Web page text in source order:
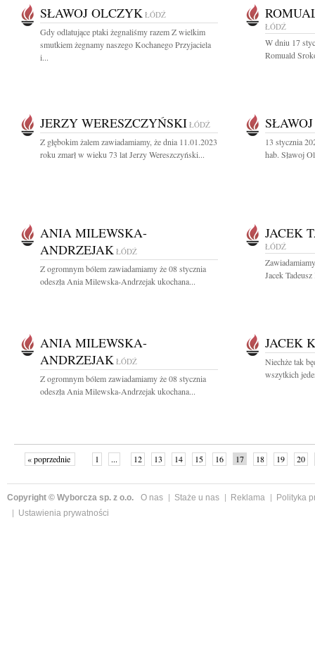
SŁAWOJ OLCZYK ŁÓDŹ
Gdy odlatujące ptaki żegnaliśmy razem Z wielkim
smutkiem żegnamy naszego Kochanego Przyjaciela
i...
ŁÓDŹ
W dniu 17
Romuald
JERZY WERESZCZYŃSKI ŁÓDŹ
Z głębokim żalem zawiadamiamy, że dnia 11.01.2023
roku zmarł w wieku 73 lat Jerzy Wereszczyński...
13 stycznia
hab. Sławoj
ANIA MILEWSKA-
ANDRZEJAK ŁÓDŹ
Z ogromnym bólem zawiadamiamy że 08 stycznia
odeszła Ania Milewska-Andrzejak ukochana...
JACEK
ŁÓDŹ
Jacek
ANIA MILEWSKA-
ANDRZEJAK ŁÓDŹ
Z ogromnym bólem zawiadamiamy że 08 stycznia
odeszła Ania Milewska-Andrzejak ukochana...
JACEK
Niechże tak
wszytkich
« poprzednie 1 ... 12 13 14 15 16 17 18 19
20
Copyright © Wyborcza sp. z o.o. O nas Staże u nas Reklama
Polityka
Ustawienia prywatności